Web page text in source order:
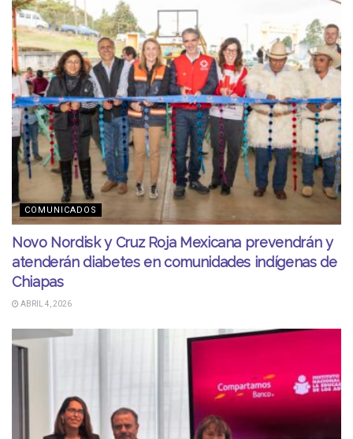
COMUNICADOS
Novo Nordisk y Cruz Roja Mexicana prevendrán y
atenderán diabetes en comunidades indígenas de
Chiapas
ABRIL 4, 2026